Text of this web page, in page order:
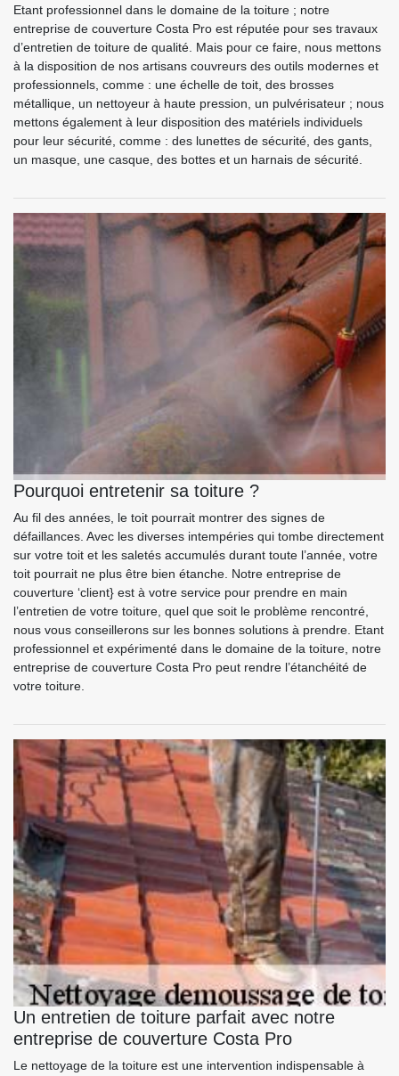
Etant professionnel dans le domaine de la toiture ; notre
entreprise de couverture Costa Pro est réputée pour ses travaux
d’entretien de toiture de qualité. Mais pour ce faire, nous mettons
à la disposition de nos artisans couvreurs des outils modernes et
professionnels, comme : une échelle de toit, des brosses
métallique, un nettoyeur à haute pression, un pulvérisateur ; nous
mettons également à leur disposition des matériels individuels
pour leur sécurité, comme : des lunettes de sécurité, des gants,
un masque, une casque, des bottes et un harnais de sécurité.
Pourquoi entretenir sa toiture ?
Au fil des années, le toit pourrait montrer des signes de
défaillances. Avec les diverses intempéries qui tombe directement
sur votre toit et les saletés accumulés durant toute l’année, votre
toit pourrait ne plus être bien étanche. Notre entreprise de
couverture ‘client} est à votre service pour prendre en main
l’entretien de votre toiture, quel que soit le problème rencontré,
nous vous conseillerons sur les bonnes solutions à prendre. Etant
professionnel et expérimenté dans le domaine de la toiture, notre
entreprise de couverture Costa Pro peut rendre l’étanchéité de
votre toiture.
Un entretien de toiture parfait avec notre
entreprise de couverture Costa Pro
Le nettoyage de la toiture est une intervention indispensable à